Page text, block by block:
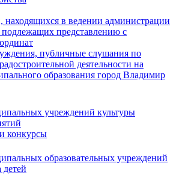
находящихся в ведении администрации
представлению с
публичные слушания по
деятельности на
образования город Владимир
учреждений культуры
конкурсы
образовательных учреждений